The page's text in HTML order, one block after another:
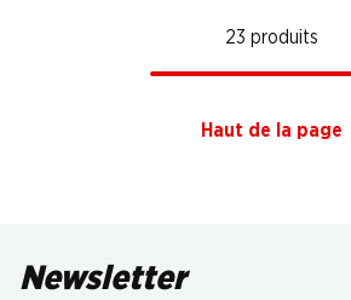
23 produits
Haut de la page
Newsletter